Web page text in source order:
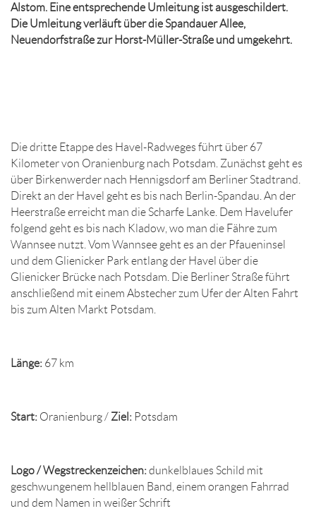
Alstom. Eine entsprechende Umleitung ist ausgeschildert.
Die Umleitung verläuft über die Spandauer Allee,
Neuendorfstraße zur Horst-Müller-Straße und umgekehrt.
Die dritte Etappe des Havel-Radweges führt über 67
Kilometer von Oranienburg nach Potsdam. Zunächst geht es
über Birkenwerder nach Hennigsdorf am Berliner Stadtrand.
Direkt an der Havel geht es bis nach Berlin-Spandau. An der
Heerstraße erreicht man die Scharfe Lanke. Dem Havelufer
folgend geht es bis nach Kladow, wo man die Fähre zum
Wannsee nutzt. Vom Wannsee geht es an der Pfaueninsel
und dem Glienicker Park entlang der Havel über die
Glienicker Brücke nach Potsdam. Die Berliner Straße führt
anschließend mit einem Abstecher zum Ufer der Alten Fahrt
bis zum Alten Markt Potsdam.
Länge: 67 km
Start: Oranienburg / Ziel: Potsdam
Logo / Wegstreckenzeichen:dunkelblaues Schild mit
geschwungenem hellblauen Band, einem orangen Fahrrad
und dem Namen in weißer Schrift